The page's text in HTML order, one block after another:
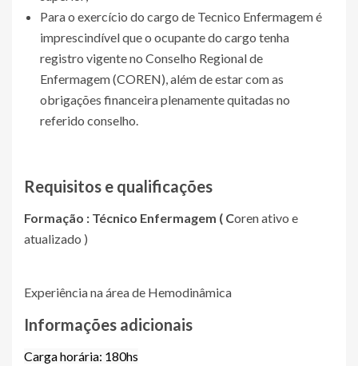
Para o exercício do cargo de Tecnico Enfermagem é
imprescindível que o ocupante do cargo tenha
registro vigente no Conselho Regional de
Enfermagem (COREN), além de estar com as
obrigações financeira plenamente quitadas no
referido conselho.
Requisitos e qualificações
Formação : Técnico Enfermagem ( Coren ativo e
atualizado )
Experiência na área de Hemodinâmica
Informações adicionais
Carga horária: 180hs